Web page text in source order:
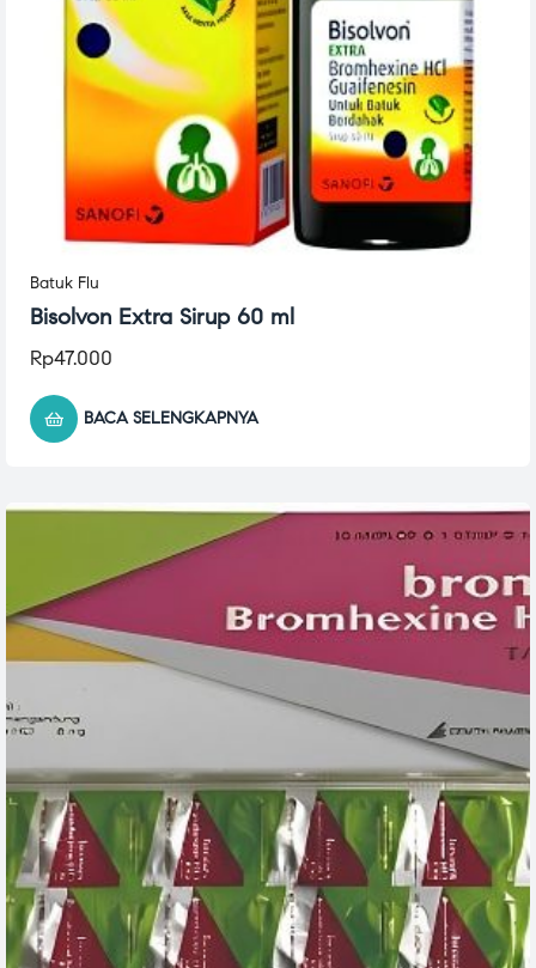
Batuk Flu
Bisolvon Extra Sirup 60 ml
Rp47.000
BACA SELENGKAPNYA